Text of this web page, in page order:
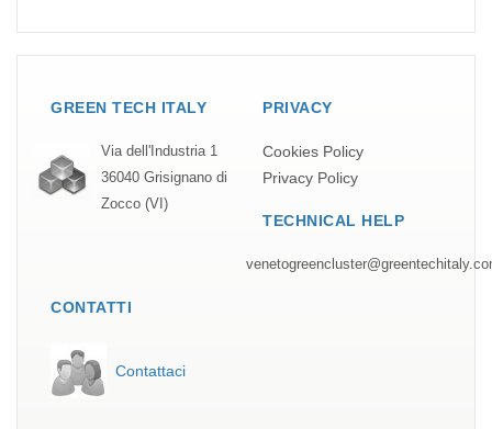
GREEN TECH ITALY
Via dell'Industria 1
36040 Grisignano di
Zocco (VI)
PRIVACY
Cookies Policy
Privacy Policy
TECHNICAL HELP
CONTATTI
Contattaci